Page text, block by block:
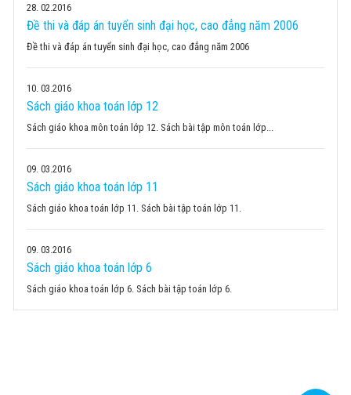
28 02.2016
Đề thi và đáp án tuyển sinh đại học, cao đẳng năm 2006
Đề thi và đáp án tuyển sinh đại học, cao đẳng năm 2006
10 03.2016
Sách giáo khoa toán lớp 12
Sách giáo khoa môn toán lớp 12. Sách bài tập môn toán lớp...
09 03.2016
Sách giáo khoa toán lớp 11
Sách giáo khoa toán lớp 11. Sách bài tập toán lớp 11.
09 03.2016
Sách giáo khoa toán lớp 6
Sách giáo khoa toán lớp 6. Sách bài tập toán lớp 6.